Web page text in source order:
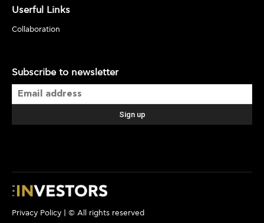
Userful Links
Collaboration
Subscribe to newsletter
Privacy Policy | © All rights reserved